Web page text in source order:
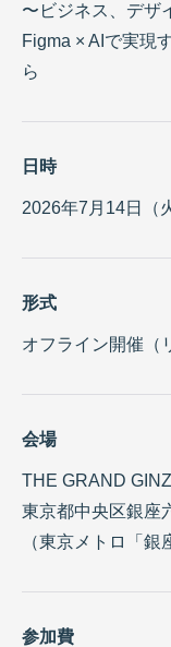
〜ビジネス、デザ
Figma × AIで実現
ら
日時
2026年7月14日（
形式
オフライン開催 （
会場
THE GRAND
東京都中央区銀座
（東京メトロ「銀
参加費